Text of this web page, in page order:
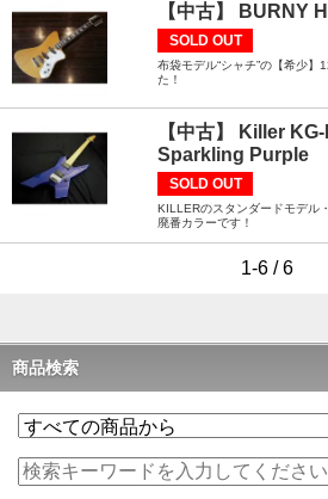
【中古】 BURNY
SOLD OUT
布袋モデル“シャチ”の【希少】
た！
【中古】 Killer
Sparkling Purple
SOLD OUT
KILLERのスタンダードモデル
廃番カラーです！
1-6 / 6
商品検索